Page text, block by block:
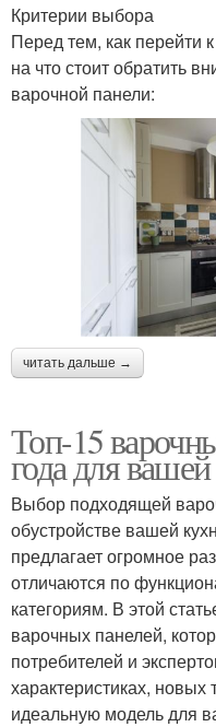
Критерии выбора
Перед тем, как перейти
на что стоит обратить
варочной панели:
читать дальше →
Топ-15
года для
Выбор подходящей
обустройстве вашей
предлагает огромное
отличаются по
категориям. В этой
варочных панелей,
потребителей и
характеристиках, новых
идеальную модель для